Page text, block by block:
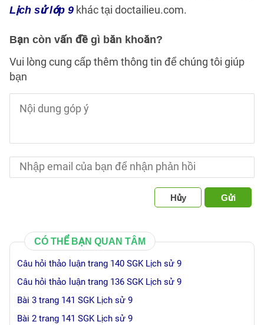
Lịch sử lớp 9 khác tại doctailieu.com.
Bạn còn vấn đề gì băn khoăn?
Vui lòng cung cấp thêm thông tin để chúng tôi giúp
bạn
Hủy Gửi
CÓ THỂ BẠN QUAN TÂM
Câu hỏi thảo luận trang 140 SGK Lịch sử 9
Câu hỏi thảo luận trang 136 SGK Lịch sử 9
Bài 3 trang 141 SGK Lịch sử 9
Bài 2 trang 141 SGK Lịch sử 9